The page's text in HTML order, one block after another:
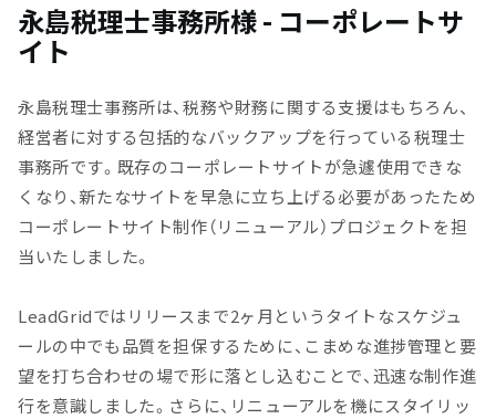
永島税理士事務所様 - コーポレートサ
イト
永島税理士事務所は、税務や財務に関する支援はもちろん、
経営者に対する包括的なバックアップを行っている税理士
事務所です。既存のコーポレートサイトが急遽使用できな
くなり、新たなサイトを早急に立ち上げる必要があったため
コーポレートサイト制作（リニューアル）プロジェクトを担
当いたしました。
LeadGridではリリースまで2ヶ月というタイトなスケジュ
ールの中でも品質を担保するために、こまめな進捗管理と要
望を打ち合わせの場で形に落とし込むことで、迅速な制作進
行を意識しました。さらに、リニューアルを機にスタイリッ